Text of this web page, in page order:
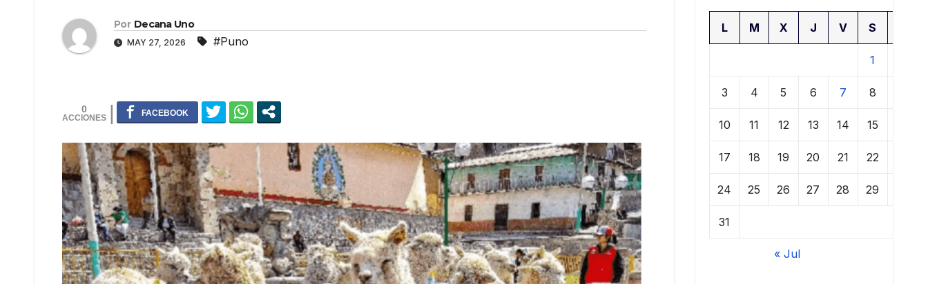
Por Decana Uno
MAY 27, 2026 #Puno
0
L M X J V S
1
3 4 5 6 7 8
10 11 12 13 14 15
17 18 19 20 21 22
24 25 26 27 28 29
31
« Jul